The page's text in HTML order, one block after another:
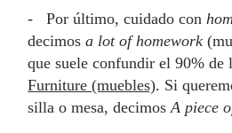
- Por último, cuidado con
decimosa lot of homework
que suele confundir el 90% de
Furniture (muebles). Si
silla o mesa, decimosA piece